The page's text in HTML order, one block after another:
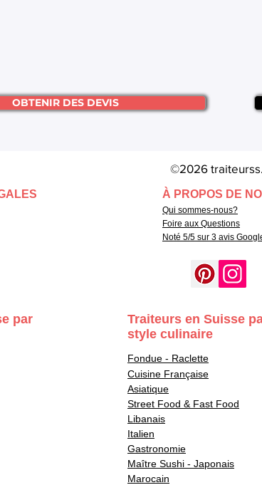
OBTENIR DES DEVIS
©2026
À PROPOS DE
Qui sommes-nous?
Foire aux Questions
Noté 5/5 sur 3 avis
par
Traiteurs en Suisse
style culinaire
Fondue - Raclette
Cuisine Française
Asiatique
Street Food & Fast Food
Libanais
Italien
Gastronomie
Maître Sushi - Japonais
Marocain